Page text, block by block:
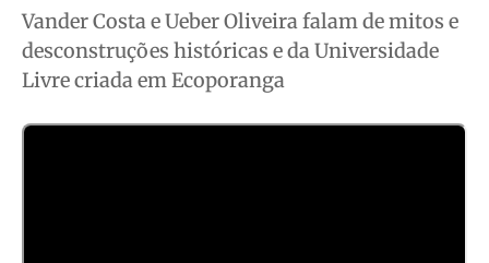
Meio Ambiente
Saúde
Cidades
Meio Ambiente
Saúde
Cidades
Meio Ambiente
Saúde
Cidades
Meio Ambiente
Saúde
Cidades
Vander Costa e Ueber Oliveira falam de mitos e
desconstruções históricas e da Universidade
Livre criada em Ecoporanga